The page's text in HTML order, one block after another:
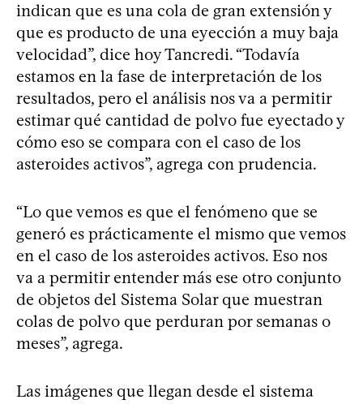
indican que es una cola de gran extensión y
que es producto de una eyección a muy baja
velocidad”, dice hoy Tancredi. “Todavía
estamos en la fase de interpretación de los
resultados, pero el análisis nos va a permitir
estimar qué cantidad de polvo fue eyectado y
cómo eso se compara con el caso de los
asteroides activos”, agrega con prudencia.
“Lo que vemos es que el fenómeno que se
generó es prácticamente el mismo que vemos
en el caso de los asteroides activos. Eso nos
va a permitir entender más ese otro conjunto
de objetos del Sistema Solar que muestran
colas de polvo que perduran por semanas o
meses”, agrega.
Las imágenes que llegan desde el sistema